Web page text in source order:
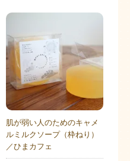
肌が弱い人のためのキャメ
ルミルクソープ（枠ねり）
／ひまカフェ